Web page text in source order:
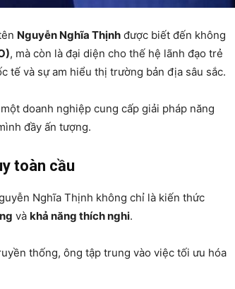
Nguyễn Nghĩa Thịnh được biết đến không
, mà còn là đại diện cho thế hệ lãnh đạo trẻ
tế và sự am hiểu thị trường bản địa sâu sắc.
doanh nghiệp cung cấp giải pháp năng
đầy ấn tượng.
toàn cầu
Nghĩa Thịnh không chỉ là kiến thức
và khả năng thích nghi.
thống, ông tập trung vào việc tối ưu hóa